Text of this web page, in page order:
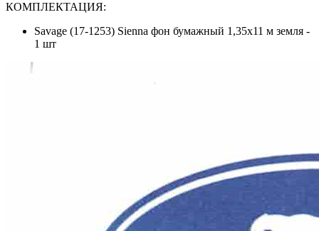
КОМПЛЕКТАЦИЯ:
Savage (17-1253) Sienna фон бумажный 1,35x11 м земля -
1 шт